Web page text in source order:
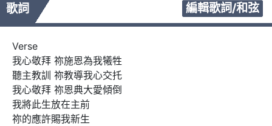
歌詞 編輯歌詞/和弦
Verse
我心敬拜 祢施恩為我犧牲
聽主教訓 祢教導我心交托
我心敬拜 祢恩典大愛傾倒
我將此生放在主前
祢的應許賜我新生